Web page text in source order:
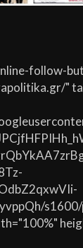
follow-
"